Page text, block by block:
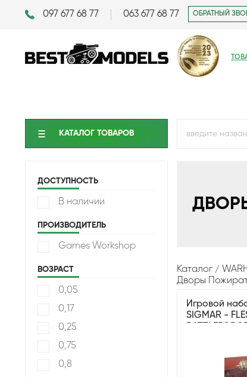
097 677 68 77 063 677 68 77 ОБРАТНЫЙ
КАТАЛОГ ТОВАРОВ
ДОСТУПНОСТЬ
В наличии
ПРОИЗВОДИТЕЛЬ
Games Workshop
ВОЗРАСТ
0,05
0,17
0,25
0,75
0,8
Каталог
Дворы
Игровой
SIGMAR -